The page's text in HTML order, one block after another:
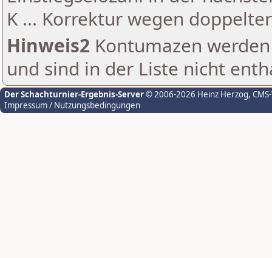
K ... Korrektur wegen
Hinweis2 Kontumazen
und sind in der Liste nicht
Der Schachturnier-Ergebnis-Server© 2006-2026 Heinz Herzog,
Impressum / Nutzungsbedingungen